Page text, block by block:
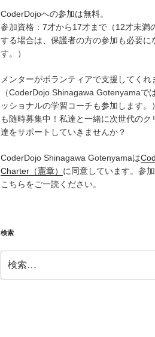
CoderDojoへの参加は無料。
参加資格：7才から17才まで（12才未満
する場合は、保護者の方の参加も必要に
す。）
メンターがボランティアで支援してくれ
（CoderDojo Shinagawa Gotenyamaで
ッショナルの学習コーチも参加します。
も随時募集中！私達と一緒に次世代のク
達をサポートしていきませんか？
CoderDojo Shinagawa Gotenyamaは
Charter（憲章） に同意しています。参
こちらをご一読ください。
検索
索: